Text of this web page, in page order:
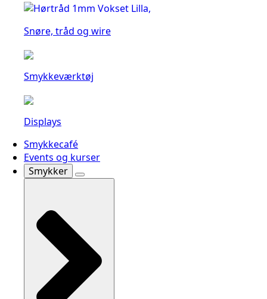
Snøre, tråd og wire
Smykkeværktøj
Displays
Smykkecafé
Events og kurser
Smykker